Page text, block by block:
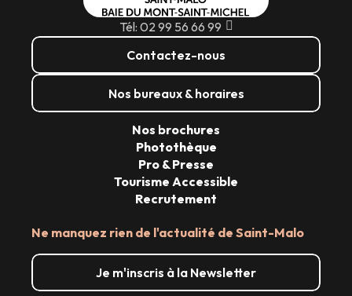
Tél: 02 99 56 66 99
Contactez-nous
Nos bureaux & horaires
Ne manquez rien de l'actualité de Saint-Malo
Je m'inscris à la Newsletter
Nos brochures
Photothèque
Pro & Presse
Tourisme Accessible
Recrutement